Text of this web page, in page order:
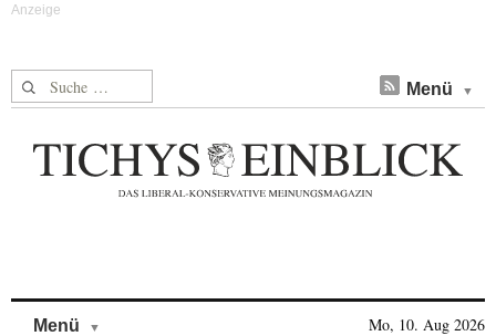
Suche nach: Menü
Menü Mo, 10. Aug 2026